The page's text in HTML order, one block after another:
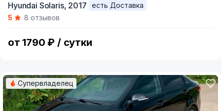
of
Hyundai Solaris, 2017
есть Доставка
5
8 отзывов
от 1790 ₽ / сутки
Супервладелец